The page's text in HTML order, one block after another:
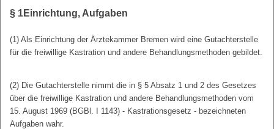
§ 1Einrichtung, Aufgaben
(1) Als Einrichtung der Ärztekammer Bremen wird eine Gutachterstelle
für die freiwillige Kastration und andere Behandlungsmethoden gebildet.
(2) Die Gutachterstelle nimmt die in § 5 Absatz 1 und 2 des Gesetzes
über die freiwillige Kastration und andere Behandlungsmethoden vom
15. August 1969 (BGBl. I 1143) - Kastrationsgesetz - bezeichneten
Aufgaben wahr.